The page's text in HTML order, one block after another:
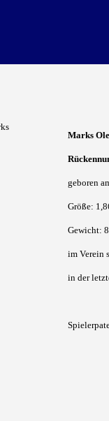
Marks
geboren
Größe:
Gewicht:
im Verein
in der